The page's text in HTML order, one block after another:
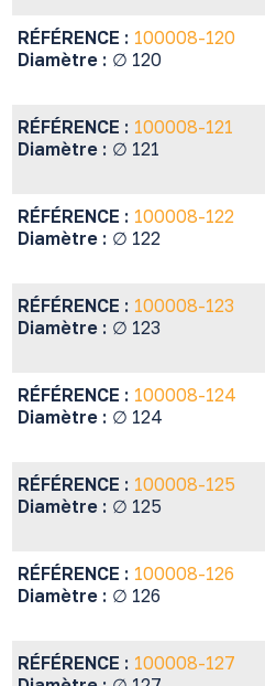
RÉFÉRENCE : 100008-120
Diamètre : ∅ 120
RÉFÉRENCE : 100008-121
Diamètre : ∅ 121
RÉFÉRENCE : 100008-122
Diamètre : ∅ 122
RÉFÉRENCE : 100008-123
Diamètre : ∅ 123
RÉFÉRENCE : 100008-124
Diamètre : ∅ 124
RÉFÉRENCE : 100008-125
Diamètre : ∅ 125
RÉFÉRENCE : 100008-126
Diamètre : ∅ 126
RÉFÉRENCE : 100008-127